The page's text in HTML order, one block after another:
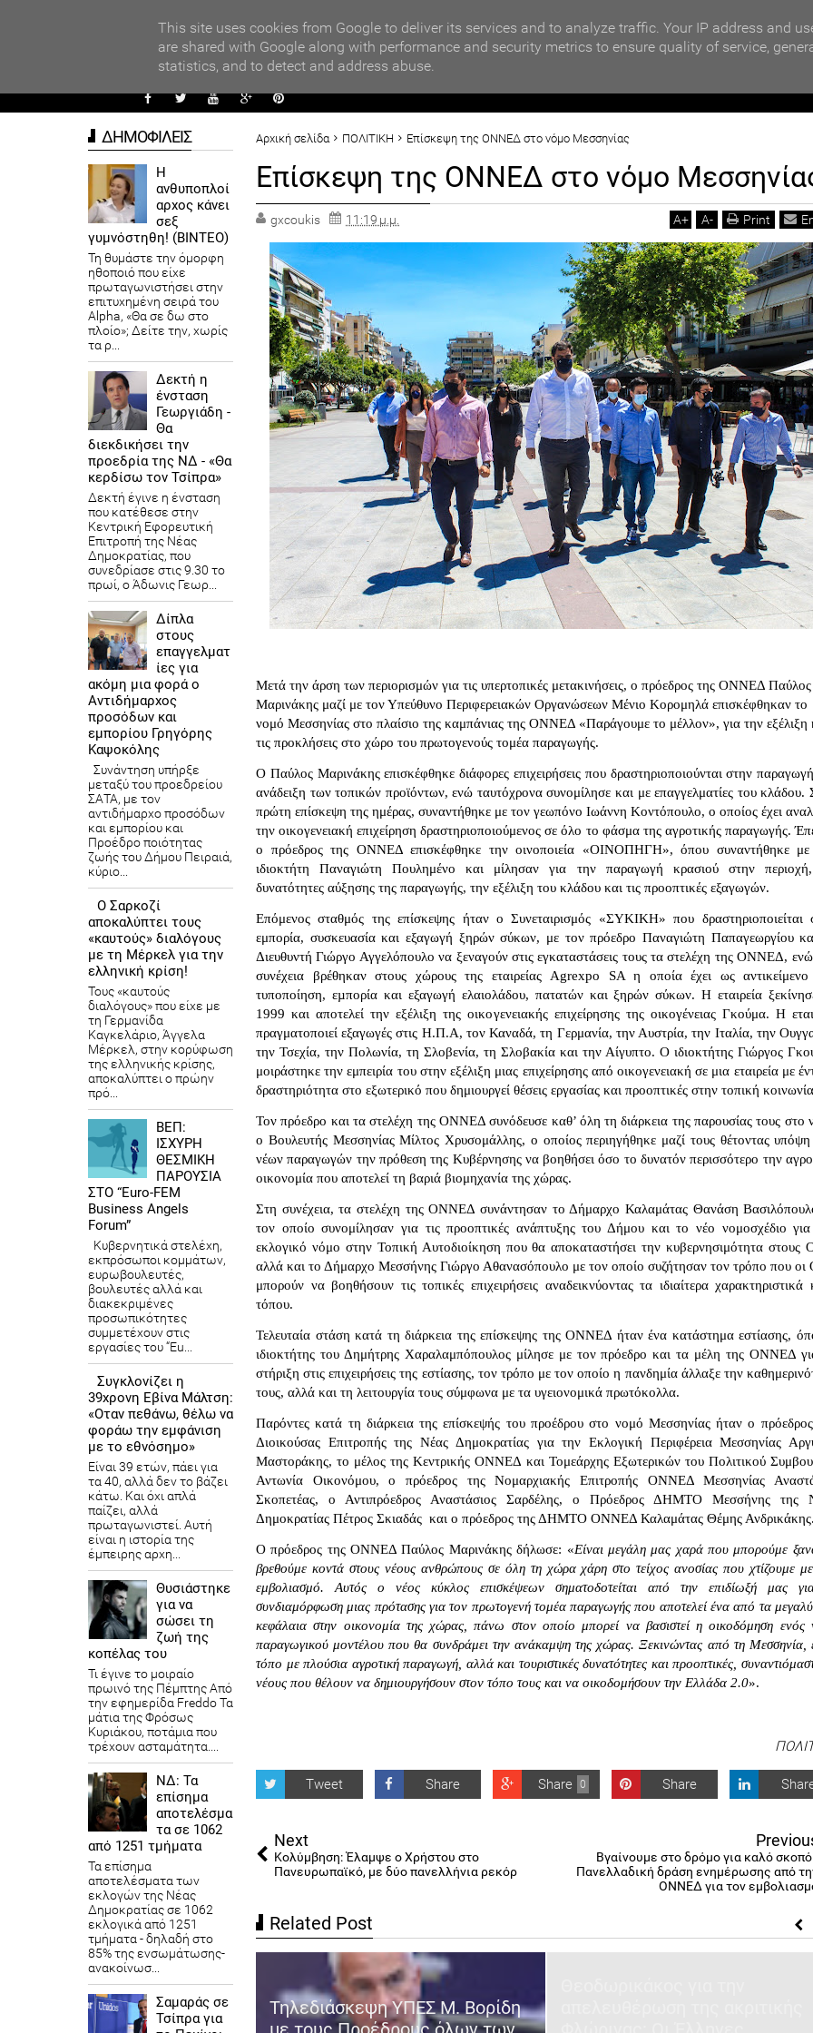
ΑΥΤΟΔΙΟΙΚΗΣΗ
Αρχική σελίδα ΠΟΛΙΤΙΚΗ Επίσκεψη της ΟΝΝΕΔ στο νόμο Μεσσηνίας
Επίσκεψη της ΟΝΝΕΔ στο νόμο
gxcoukis 11:19 μ.μ. A+ A- Print
Μετά την άρση των περιορισμών για τις υπερτοπικές μετακινήσεις, ο πρόεδρος της ΟΝΝΕΔ Παύλος
Μαρινάκης μαζί με τον Υπεύθυνο Περιφερειακών Οργανώσεων Μένιο Κορομηλά επισκέφθηκαν το
νομό Μεσσηνίας στο πλαίσιο της καμπάνιας της ΟΝΝΕΔ «Παράγουμε το μέλλον», για την εξέλιξη
τις προκλήσεις στο χώρο του πρωτογενούς τομέα παραγωγής.
Ο Παύλος Μαρινάκης επισκέφθηκε διάφορες επιχειρήσεις που δραστηριοποιούνται στην
ανάδειξη των τοπικών προϊόντων, ενώ ταυτόχρονα συνομίλησε και με επαγγελματίες του κλάδου.
πρώτη επίσκεψη της ημέρας, συναντήθηκε με τον γεωπόνο Ιωάννη Κοντόπουλο, ο οποίος έχει
την οικογενειακή επιχείρηση δραστηριοποιούμενος σε όλο το φάσμα της αγροτικής παραγωγής.
ο πρόεδρος της ΟΝΝΕΔ επισκέφθηκε την οινοποιεία «ΟΙΝΟΠΗΓΗ», όπου συναντήθηκε με
ιδιοκτήτη Παναγιώτη Πουλημένο και μίλησαν για την παραγωγή κρασιού στην
δυνατότητες αύξησης της παραγωγής, την εξέλιξη του κλάδου και τις προοπτικές εξαγωγών.
Επόμενος σταθμός της επίσκεψης ήταν ο Συνεταιρισμός «ΣΥΚΙΚΗ» που δραστηριοποιείται
εμπορία, συσκευασία και εξαγωγή ξηρών σύκων, με τον πρόεδρο Παναγιώτη Παπαγεωργίου
Διευθυντή Γιώργο Αγγελόπουλο να ξεναγούν στις εγκαταστάσεις τους τα στελέχη της ΟΝΝΕΔ,
συνέχεια βρέθηκαν στους χώρους της εταιρείας Agrexpo SA η οποία έχει ως
τυποποίηση, εµπορία και εξαγωγή ελαιολάδου, πατατών και ξηρών σύκων. Η εταιρεία
1999 και αποτελεί την εξέλιξη της οικογενειακής επιχείρησης της οικογένειας Γκούμα. Η
πραγματοποιεί εξαγωγές στις Η.Π.Α, τον Καναδά, τη Γερμανία, την Αυστρία, την Ιταλία, την
την Τσεχία, την Πολωνία, τη Σλοβενία, τη Σλοβακία και την Αίγυπτο. Ο ιδιοκτήτης Γιώργος
μοιράστηκε την εμπειρία του στην εξέλιξη μιας επιχείρησης από οικογενειακή σε μια εταιρεία με
δραστηριότητα στο εξωτερικό που δημιουργεί θέσεις εργασίας και προοπτικές στην τοπική
Τον πρόεδρο και τα στελέχη της ΟΝΝΕΔ συνόδευσε καθ’ όλη τη διάρκεια της παρουσίας τους στο
ο Βουλευτής Μεσσηνίας Μίλτος Χρυσομάλλης, ο οποίος περιηγήθηκε μαζί τους θέτοντας
νέων παραγωγών την πρόθεση της Κυβέρνησης να βοηθήσει όσο το δυνατόν περισσότερο την
οικονομία που αποτελεί τη βαριά βιομηχανία της χώρας.
Στη συνέχεια, τα στελέχη της ΟΝΝΕΔ συνάντησαν το Δήμαρχο Καλαμάτας Θανάση
τον οποίο συνομίλησαν για τις προοπτικές ανάπτυξης του Δήμου και το νέο νομοσχέδιο
εκλογικό νόμο στην Τοπική Αυτοδιοίκηση που θα αποκαταστήσει την κυβερνησιμότητα στους
αλλά και το Δήμαρχο Μεσσήνης Γιώργο Αθανασόπουλο με τον οποίο συζήτησαν τον τρόπο που
μπορούν να βοηθήσουν τις τοπικές επιχειρήσεις αναδεικνύοντας τα ιδιαίτερα χαρακτηριστικά
τόπου.
Τελευταία στάση κατά τη διάρκεια της επίσκεψης της ΟΝΝΕΔ ήταν ένα κατάστημα εστίασης,
ιδιοκτήτης του Δημήτρης Χαραλαμπόπουλος μίλησε με τον πρόεδρο και τα μέλη της ΟΝΝΕΔ
στήριξη στις επιχειρήσεις της εστίασης, τον τρόπο με τον οποίο η πανδημία άλλαξε την
τους, αλλά και τη λειτουργία τους σύμφωνα με τα υγειονομικά πρωτόκολλα.
Παρόντες κατά τη διάρκεια της επίσκεψής του προέδρου στο νομό Μεσσηνίας ήταν ο
Διοικούσας Επιτροπής της Νέας Δημοκρατίας για την Εκλογική Περιφέρεια Μεσσηνίας
Μαστοράκης, το μέλος της Κεντρικής ΟΝΝΕΔ και Τομεάρχης Εξωτερικών του Πολιτικού
Αντωνία Οικονόμου, ο πρόεδρος της Νομαρχιακής Επιτροπής ΟΝΝΕΔ Μεσσηνίας
Σκοπετέας, ο Αντιπρόεδρος Αναστάσιος Σαρδέλης, ο Πρόεδρος ΔΗΜΤΟ Μεσσήνης της
Δημοκρατίας Πέτρος Σκιαδάς και ο πρόεδρος της ΔΗΜΤΟ ΟΝΝΕΔ Καλαμάτας Θέμης Ανδρικάκης.
Ο πρόεδρος της ΟΝΝΕΔ Παύλος Μαρινάκης δήλωσε: «Είναι μεγάλη μας χαρά που μπορούμε
βρεθούμε κοντά στους νέους ανθρώπους σε όλη τη χώρα χάρη στο τείχος ανοσίας που χτίζουμε
εμβολιασμό. Αυτός ο νέος κύκλος επισκέψεων σηματοδοτείται από την επιδίωξή μας
συνδιαμόρφωση μιας πρότασης για τον πρωτογενή τομέα παραγωγής που αποτελεί ένα από τα
κεφάλαια στην οικονομία της χώρας, πάνω στον οποίο μπορεί να βασιστεί η οικοδόμηση ενός
παραγωγικού μοντέλου που θα συνδράμει την ανάκαμψη της χώρας. Ξεκινώντας από τη Μεσσηνία,
τόπο με πλούσια αγροτική παραγωγή, αλλά και τουριστικές δυνατότητες και προοπτικές,
νέους που θέλουν να δημιουργήσουν στον τόπο τους και να οικοδομήσουν την Ελλάδα 2.0».
Tweet Share 0
Share Share
Next
Κολύμβηση: Έλαμψε ο Χρήστου στο
Πανευρωπαϊκό, με δύο πανελλήνια ρεκόρ
Βγαίνουμε στο δρόμο για καλό
Πανελλαδική δράση ενημέρωσης από
ΟΝΝΕΔ για τον
Related Post
Τηλεδιάσκεψη ΥΠΕΣ Μ. Βορίδη
ΔΗΜΟΦΙΛΕΙΣ
Η
ανθυποπλοί
αρχος κάνει
σεξ
γυμνόστηθη! (ΒΙΝΤΕΟ)
Τη θυμάστε την όμορφη
ηθοποιό που είχε
πρωταγωνιστήσει στην
επιτυχημένη σειρά του
Alpha, «Θα σε δω στο
πλοίο»; Δείτε την, χωρίς
τα ρ...
Δεκτή η
ένσταση
Γεωργιάδη -
Θα
διεκδικήσει την
προεδρία της ΝΔ - «Θα
κερδίσω τον Τσίπρα»
Δεκτή έγινε η ένσταση
που κατέθεσε στην
Κεντρική Εφορευτική
Επιτροπή της Νέας
Δημοκρατίας, που
συνεδρίασε στις 9.30 το
πρωί, ο Άδωνις Γεωρ...
Δίπλα
στους
επαγγελματ
ίες για
ακόμη μια φορά ο
Αντιδήμαρχος
προσόδων και
εμπορίου Γρηγόρης
Καψοκόλης
Συνάντηση υπήρξε
μεταξύ του προεδρείου
ΣΑΤΑ, με τον
αντιδήμαρχο προσόδων
και εμπορίου και
Προέδρο ποιότητας
ζωής του Δήμου Πειραιά,
κύριο...
Ο Σαρκοζί
αποκαλύπτει τους
«καυτούς» διαλόγους
με τη Μέρκελ για την
ελληνική κρίση!
Τους «καυτούς
διαλόγους» που είχε με
τη Γερμανίδα
Καγκελάριο, Άγγελα
Μέρκελ, στην κορύφωση
της ελληνικής κρίσης,
αποκαλύπτει ο πρώην
πρό...
ΒΕΠ:
ΙΣΧΥΡΗ
ΘΕΣΜΙΚΗ
ΠΑΡΟΥΣΙΑ
ΣΤΟ “Euro-FEM
Business Angels
Forum”
Κυβερνητικά στελέχη,
εκπρόσωποι κομμάτων,
ευρωβουλευτές,
βουλευτές αλλά και
διακεκριμένες
προσωπικότητες
συμμετέχουν στις
εργασίες του “Eu...
Συγκλονίζει η
39χρονη Εβίνα Μάλτση:
«Οταν πεθάνω, θέλω να
φοράω την εμφάνιση
με το εθνόσημο»
Είναι 39 ετών, πάει για
τα 40, αλλά δεν το βάζει
κάτω. Και όχι απλά
παίζει, αλλά
πρωταγωνιστεί. Αυτή
είναι η ιστορία της
έμπειρης αρχη...
Θυσιάστηκε
για να
σώσει τη
ζωή της
κοπέλας του
Τι έγινε το μοιραίο
πρωινό της Πέμπτης Από
την εφημερίδα Freddo Τα
μάτια της Φρόσως
Κυριάκου, ποτάμια που
τρέχουν ασταμάτητα....
ΝΔ: Τα
επίσημα
αποτελέσμα
τα σε 1062
από 1251 τμήματα
Τα επίσημα
αποτελέσματα των
εκλογών της Νέας
Δημοκρατίας​ σε 1062
εκλογικά από 1251
τμήματα - δηλαδή στο
85% της ενσωμάτωσης-
ανακοίνωσ...
Σαμαράς σε
Τσίπρα για
This site uses cookies from Google to deliver its services and to analyze traffic. Your IP address and
are shared with Google along with performance and security metrics to ensure quality of service,
statistics, and to detect and address abuse.